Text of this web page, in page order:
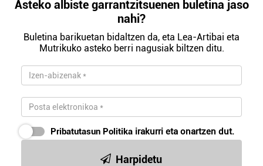
Asteko albiste garrantzitsuenen buletina jaso
nahi?
Buletina barikuetan bidaltzen da, eta Lea-Artibai eta
Mutrikuko asteko berri nagusiak biltzen ditu.
Pribatutasun Politika irakurri eta onartzen dut.
Harpidetu